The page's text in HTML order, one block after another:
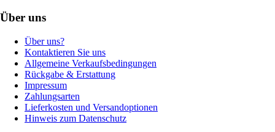
Über uns
Über uns?
Kontaktieren Sie uns
Allgemeine Verkaufsbedingungen
Rückgabe & Erstattung
Impressum
Zahlungsarten
Lieferkosten und Versandoptionen
Hinweis zum Datenschutz